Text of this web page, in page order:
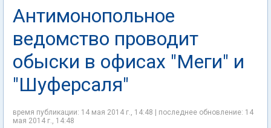
Антимонопольное
ведомство проводит
обыски в офисах "Меги" и
"Шуферсаля"
время публикации: 14 мая 2014 г., 14:48 | последнее обновление: 14
мая 2014 г., 14:48